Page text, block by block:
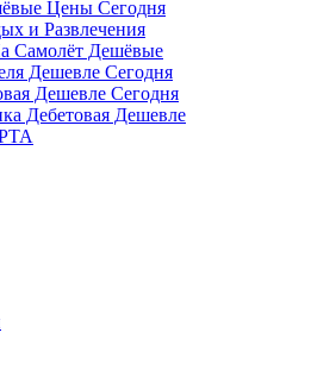
Цены Сегодня
и Развлечения
Самолёт Дешёвые
Дешевле Сегодня
Дешевле Сегодня
Дебетовая Дешевле